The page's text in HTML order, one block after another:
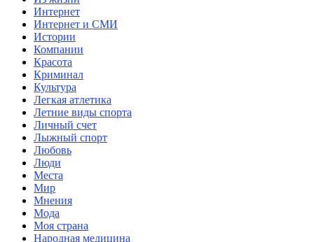
Интернет
Интернет и СМИ
Истории
Компании
Красота
Криминал
Культура
Легкая атлетика
Летние виды спорта
Личный счет
Лыжный спорт
Любовь
Люди
Места
Мир
Мнения
Мода
Моя страна
Народная медицина